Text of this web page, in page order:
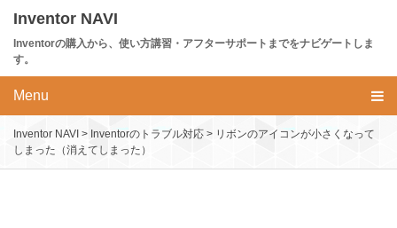
content
Inventor NAVI
Inventorの購入から、使い方講習・アフターサポートまでをナビゲートしま
す。
Menu
Inventor NAVI > Inventorのトラブル対応 > リボンのアイコンが小さくなって
しまった（消えてしまった）